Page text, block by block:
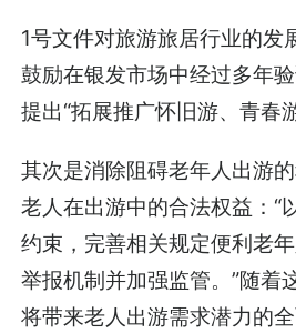
1号文件对旅游旅居行业的发
鼓励在银发市场中经过多年
提出“拓展推广怀旧游、青春
其次是消除阻碍老年人出游
老人在出游中的合法权益：“
约束，完善相关规定便利老
举报机制并加强监管。”随着
将带来老人出游需求潜力的全